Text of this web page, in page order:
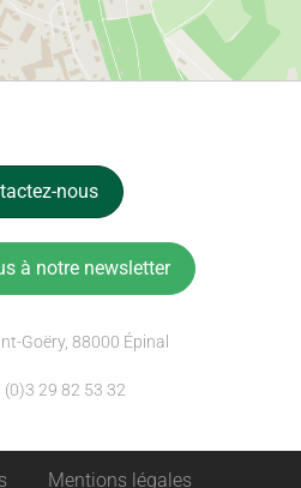
nous
à notre newsletter
Goëry, 88000 Épinal
(0)3 29 82 53 32
Mentions légales